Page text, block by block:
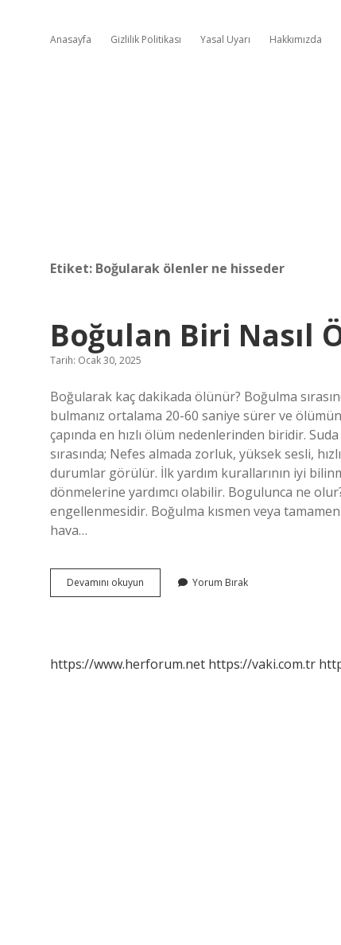
Anasayfa Gizlilik Politikası Yasal Uyarı Hakkımızda
Etiket: Boğularak ölenler ne hisseder
Boğulan Biri Nasıl
Tarih: Ocak 30, 2025
Boğularak kaç dakikada ölünür? Boğulma
bulmanız ortalama 20-60 saniye sürer ve
çapında en hızlı ölüm nedenlerinden biridir.
sırasında; Nefes almada zorluk, yüksek sesli,
durumlar görülür. İlk yardım kurallarının iyi
dönmelerine yardımcı olabilir. Bogulunca ne
engellenmesidir. Boğulma kısmen veya
hava…
Devamını okuyun Boğulan
Biri
Yorum Bırak
https://www.herforum.net https://vaki.com.tr